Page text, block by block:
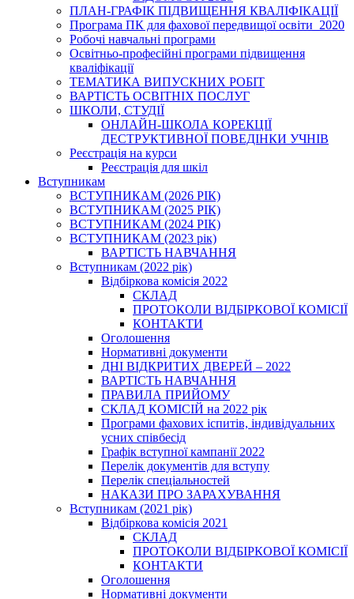
ПЛАН-ГРАФІК ПІДВИЩЕННЯ КВАЛІФІКАЦІЇ
Програма ПК для фахової передвищої освіти_2020
Робочі навчальні програми
Освітньо-професійні програми підвищення
кваліфікації
ТЕМАТИКА ВИПУСКНИХ РОБІТ
ВАРТІСТЬ ОСВІТНІХ ПОСЛУГ
ШКОЛИ, СТУДІЇ
ОНЛАЙН-ШКОЛА КОРЕКЦІЇ
ДЕСТРУКТИВНОЇ ПОВЕДІНКИ УЧНІВ
Реєстрація на курси
Реєстрація для шкіл
Вступникам
ВСТУПНИКАМ (2026 РІК)
ВСТУПНИКАМ (2025 РІК)
ВСТУПНИКАМ (2024 РІК)
ВСТУПНИКАМ (2023 рік)
ВАРТІСТЬ НАВЧАННЯ
Вступникам (2022 рік)
Відбіркова комісія 2022
СКЛАД
ПРОТОКОЛИ ВІДБІРКОВОЇ КОМІСІЇ
КОНТАКТИ
Оголошення
Нормативні документи
ДНІ ВІДКРИТИХ ДВЕРЕЙ – 2022
ВАРТІСТЬ НАВЧАННЯ
ПРАВИЛА ПРИЙОМУ
СКЛАД КОМІСІЙ на 2022 рік
Програми фахових іспитів, індивідуальних
усних співбесід
Графік вступної кампанії 2022
Перелік документів для вступу
Перелік спеціальностей
НАКАЗИ ПРО ЗАРАХУВАННЯ
Вступникам (2021 рік)
Відбіркова комісія 2021
СКЛАД
ПРОТОКОЛИ ВІДБІРКОВОЇ КОМІСІЇ
КОНТАКТИ
Оголошення
Нормативні документи